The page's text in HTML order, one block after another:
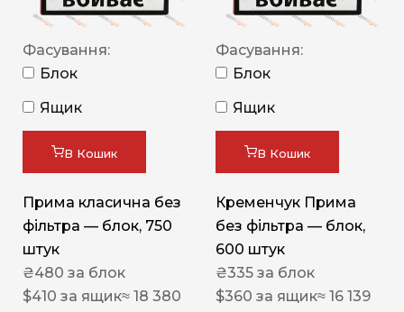
Фасування:
Блок
Ящик
В Кошик
Прима класична без
фільтра — блок, 750
штук
₴480 за блок
$410 за ящик≈ 18 380
Фасування:
Блок
Ящик
В Кошик
Кременчук Прима
без фільтра — блок,
600 штук
₴335 за блок
$360 за ящик≈ 16 139